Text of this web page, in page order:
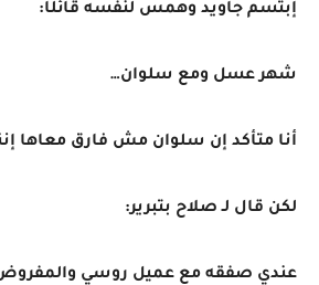
إبتسم جاويد وهمس لنفسه قائلًا:
شهر عسل ومع سلوان…
أنا متأكد إن سلوان مش فارق معاها
لكن قال لـ صلاح بتبرير:
عندي صفقه مع عميل روسي